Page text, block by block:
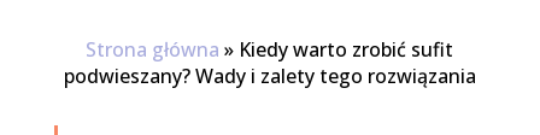
Strona główna » Kiedy warto zrobić sufit
podwieszany? Wady i zalety tego rozwiązania